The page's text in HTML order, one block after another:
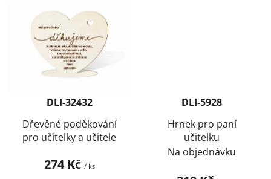
DLI-32432
Dřevěné poděkování
pro učitelky a učitele
274 Kč / ks
DLI-5928
Hrnek pro paní
učitelku
Na objednávku